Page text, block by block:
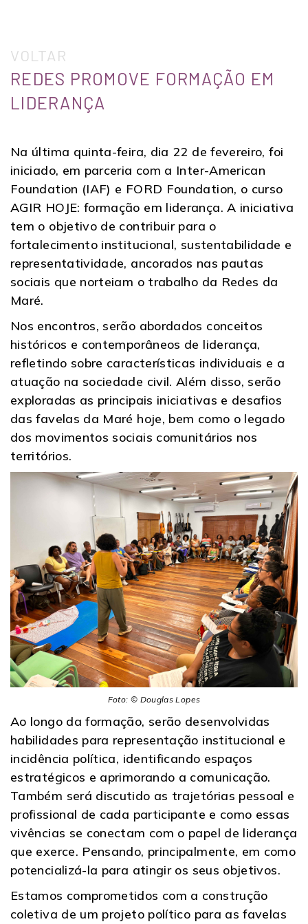
VOLTAR
REDES PROMOVE FORMAÇÃO EM
LIDERANÇA
Na última quinta-feira, dia 22 de fevereiro, foi
iniciado, em parceria com a Inter-American
Foundation (IAF) e FORD Foundation, o curso
AGIR HOJE: formação em liderança. A iniciativa
tem o objetivo de contribuir para o
fortalecimento institucional, sustentabilidade e
representatividade, ancorados nas pautas
sociais que norteiam o trabalho da Redes da
Maré.
Nos encontros, serão abordados conceitos
históricos e contemporâneos de liderança,
refletindo sobre características individuais e a
atuação na sociedade civil. Além disso, serão
exploradas as principais iniciativas e desafios
das favelas da Maré hoje, bem como o legado
dos movimentos sociais comunitários nos
territórios.
Foto: © Douglas Lopes
Ao longo da formação, serão desenvolvidas
habilidades para representação institucional e
incidência política, identificando espaços
estratégicos e aprimorando a comunicação.
Também será discutido as trajetórias pessoal e
profissional de cada participante e como essas
vivências se conectam com o papel de liderança
que exerce. Pensando, principalmente, em como
potencializá-la para atingir os seus objetivos.
Estamos comprometidos com a construção
coletiva de um projeto político para as favelas